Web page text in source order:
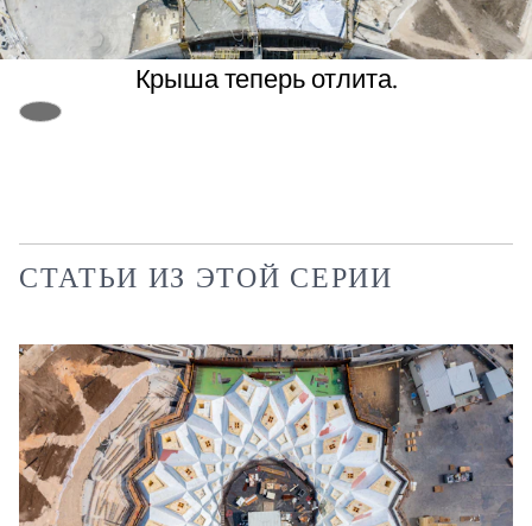
Крыша теперь отлита.
СТАТЬИ ИЗ ЭТОЙ СЕРИИ